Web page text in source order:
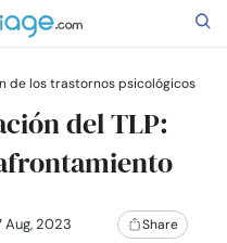
de los trastornos psicológicos
del TLP:
Aug, 2023 Share